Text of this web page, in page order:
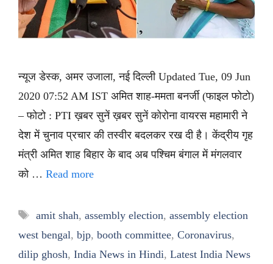
न्यूज डेस्क, अमर उजाला, नई दिल्ली Updated Tue, 09 Jun
2020 07:52 AM IST अमित शाह-ममता बनर्जी (फाइल फोटो)
– फोटो : PTI ख़बर सुनें ख़बर सुनें कोरोना वायरस महामारी ने
देश में चुनाव प्रचार की तस्वीर बदलकर रख दी है। केंद्रीय गृह
मंत्री अमित शाह बिहार के बाद अब पश्चिम बंगाल में मंगलवार
को … Read more
Tags
amit shah, assembly election, assembly election
west bengal, bjp, booth committee, Coronavirus,
dilip ghosh, India News in Hindi, Latest India News